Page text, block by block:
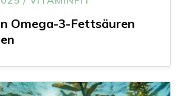
Omega-3-Fettsäuren